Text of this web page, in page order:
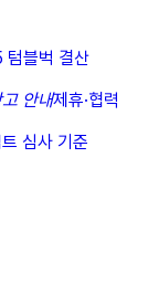
블벅 결산
안내제휴·협력
심사 기준